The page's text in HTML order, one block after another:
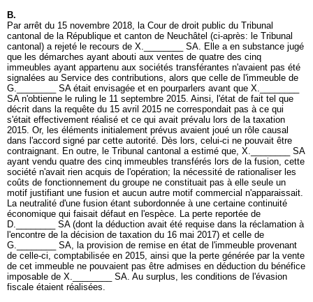
B.
Par arrêt du 15 novembre 2018, la Cour de droit public du Tribunal
cantonal de la République et canton de Neuchâtel (ci-après: le Tribunal
cantonal) a rejeté le recours de X.________ SA. Elle a en substance jugé
que les démarches ayant abouti aux ventes de quatre des cinq
immeubles ayant appartenu aux sociétés transférantes n'avaient pas été
signalées au Service des contributions, alors que celle de l'immeuble de
G.________ SA était envisagée et en pourparlers avant que X.________
SA n'obtienne le ruling le 11 septembre 2015. Ainsi, l'état de fait tel que
décrit dans la requête du 15 avril 2015 ne correspondait pas à ce qui
s'était effectivement réalisé et ce qui avait prévalu lors de la taxation
2015. Or, les éléments initialement prévus avaient joué un rôle causal
dans l'accord signé par cette autorité. Dès lors, celui-ci ne pouvait être
contraignant. En outre, le Tribunal cantonal a estimé que, X.________ SA
ayant vendu quatre des cinq immeubles transférés lors de la fusion, cette
société n'avait rien acquis de l'opération; la nécessité de rationaliser les
coûts de fonctionnement du groupe ne constituait pas à elle seule un
motif justifiant une fusion et aucun autre motif commercial n'apparaissait.
La neutralité d'une fusion étant subordonnée à une certaine continuité
économique qui faisait défaut en l'espèce. La perte reportée de
D.________ SA (dont la déduction avait été requise dans la réclamation à
l'encontre de la décision de taxation du 16 mai 2017) et celle de
G.________ SA, la provision de remise en état de l'immeuble provenant
de celle-ci, comptabilisée en 2015, ainsi que la perte générée par la vente
de cet immeuble ne pouvaient pas être admises en déduction du bénéfice
imposable de X.________ SA. Au surplus, les conditions de l'évasion
fiscale étaient réalisées.